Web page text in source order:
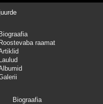
Biograafia
Roostevaba raamat
Laulud
Biograafia